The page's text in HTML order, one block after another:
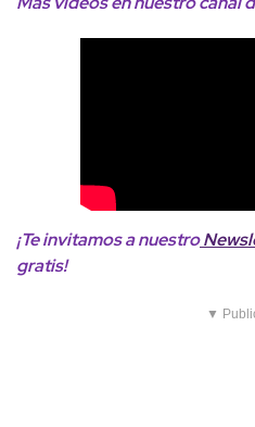
¡Te invitamos a nuestro
gratis!
▼